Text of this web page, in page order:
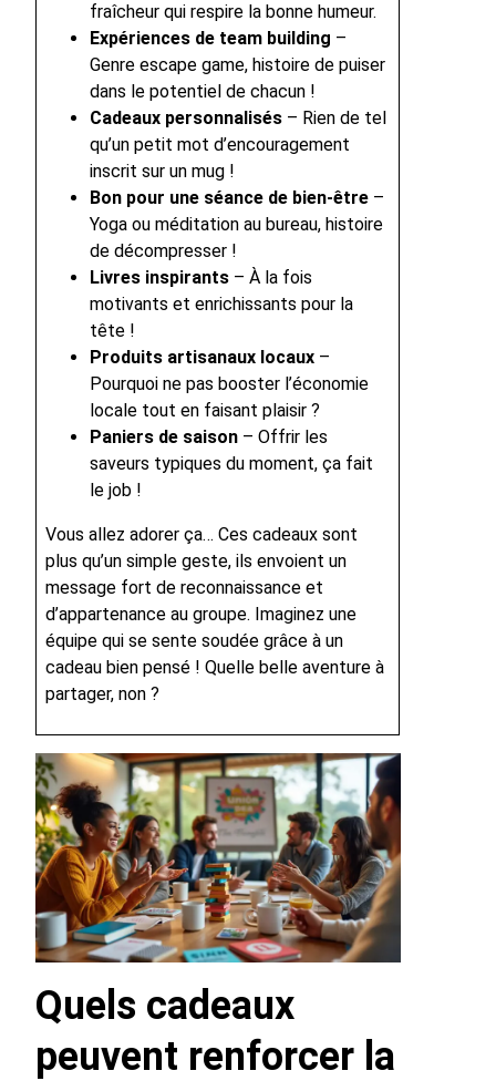
fraîcheur qui respire la bonne humeur.
Expériences de team building –
Genre escape game, histoire de puiser
dans le potentiel de chacun !
Cadeaux personnalisés – Rien de tel
qu’un petit mot d’encouragement
inscrit sur un mug !
Bon pour une séance de bien-être –
Yoga ou méditation au bureau, histoire
de décompresser !
Livres inspirants – À la fois
motivants et enrichissants pour la
tête !
Produits artisanaux locaux –
Pourquoi ne pas booster l’économie
locale tout en faisant plaisir ?
Paniers de saison – Offrir les
saveurs typiques du moment, ça fait
le job !
Vous allez adorer ça… Ces cadeaux sont
plus qu’un simple geste, ils envoient un
message fort de reconnaissance et
d’appartenance au groupe. Imaginez une
équipe qui se sente soudée grâce à un
cadeau bien pensé ! Quelle belle aventure à
partager, non ?
Quels cadeaux
peuvent renforcer la